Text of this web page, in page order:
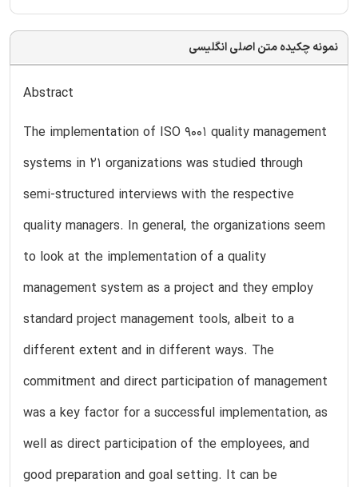
نمونه چکیده متن اصلی انگلیسی
Abstract
The implementation of ISO 9001 quality management
systems in 21 organizations was studied through
semi-structured interviews with the respective
quality managers. In general, the organizations seem
to look at the implementation of a quality
management system as a project and they employ
standard project management tools, albeit to a
different extent and in different ways. The
commitment and direct participation of management
was a key factor for a successful implementation, as
well as direct participation of the employees, and
good preparation and goal setting. It can be